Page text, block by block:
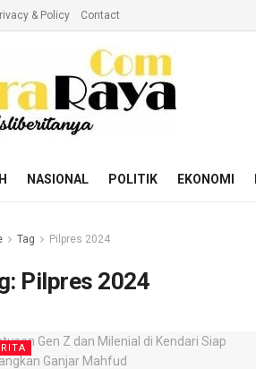
& Policy Contact
NASIONAL POLITIK EKONOMI
Tag Pilpres 2024
Pilpres 2024